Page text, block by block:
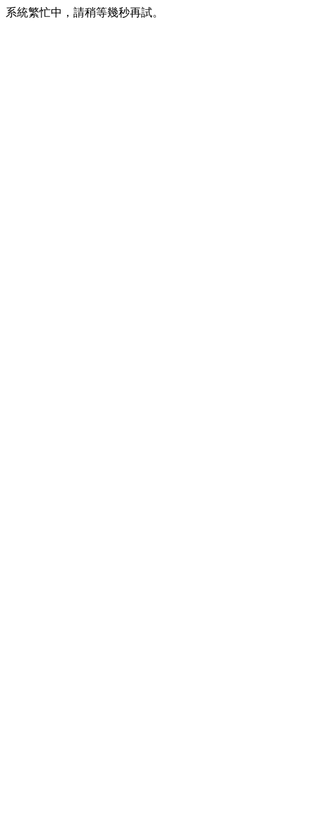
系統繁忙中，請稍等幾秒再試。